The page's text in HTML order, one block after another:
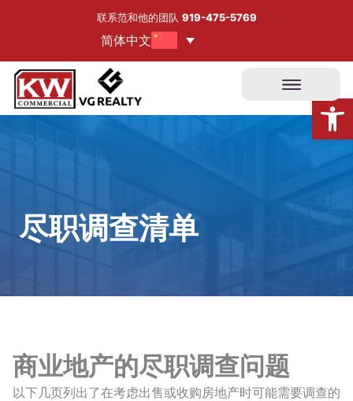
打开工具栏
联系范和他的团队 919-475-5769
简体中文
尽职调查清单
商业地产的尽职调查问题
以下几页列出了在考虑出售或收购房地产时可能需要调查的